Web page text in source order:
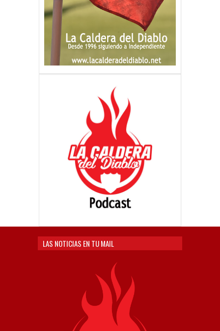
LAS NOTICIAS EN TU MAIL